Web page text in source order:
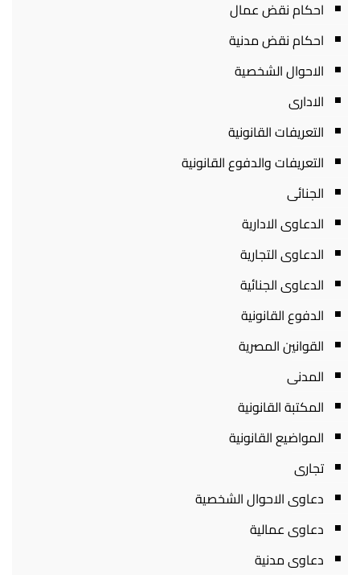
احكام نقض عمال
احكام نقض مدنية
الاحوال الشخصية
الادارى
التعريفات القانونية
التعريفات والدفوع القانونية
الجنائى
الدعاوى الادارية
الدعاوى التجارية
الدعاوى الجنائية
الدفوع القانونية
القوانين المصرية
المدنى
المكتبة القانونية
المواضيع القانونية
تجارى
دعاوى الاحوال الشخصية
دعاوى عمالية
دعاوى مدنية